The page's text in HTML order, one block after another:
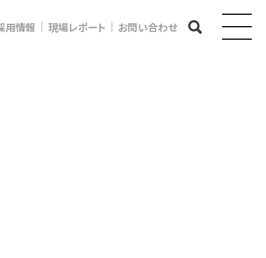
用情報 現場レポート お問い合わせ